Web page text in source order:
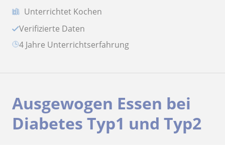
Unterrichtet Kochen
Verifizierte Daten
4 Jahre Unterrichtserfahrung
Ausgewogen Essen bei
Diabetes Typ1 und Typ2